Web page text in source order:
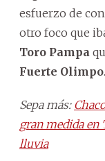
esfuerzo de
otro foco que
Toro Pampa
Fuerte Olimpo.
Sepa más:
gran medida en
lluvia